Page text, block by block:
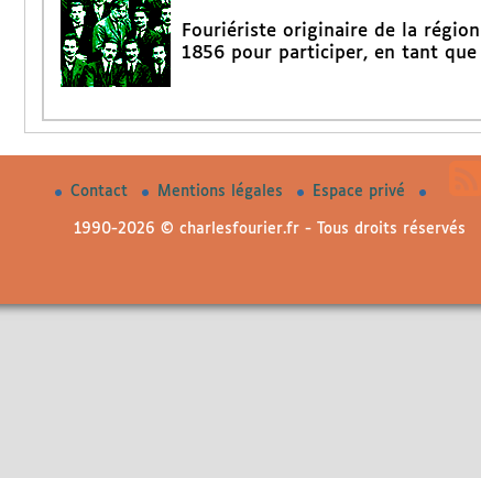
Fouriériste originaire de la
1856 pour participer, en tant que
Contact Mentions légales Espace privé
1990-2026 © charlesfourier.fr - Tous droits réservés